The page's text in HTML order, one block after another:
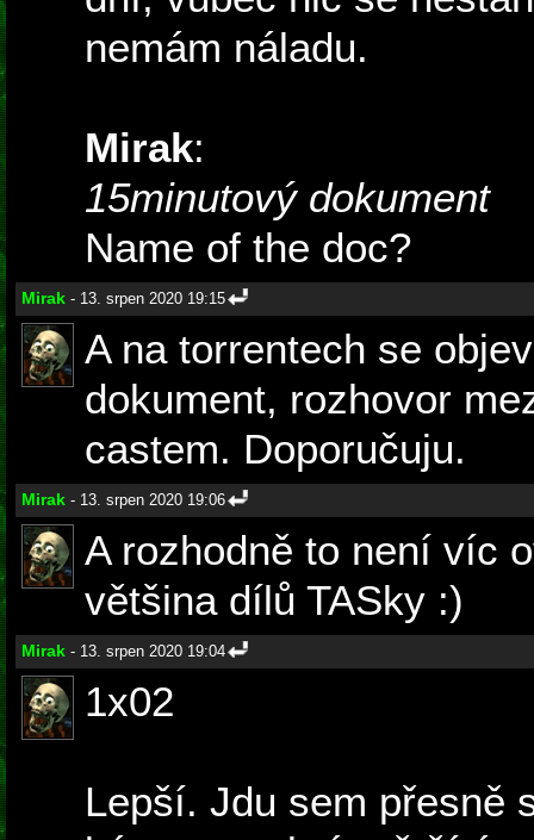
nemám náladu.
Mirak:
15minutový dokument
Name of the doc?
Mirak - 13. srpen 2020 19:15
A na torrentech se
dokument, rozhovor
castem. Doporučuju.
Mirak - 13. srpen 2020 19:06
A rozhodně to není víc
většina dílů TASky :)
Mirak - 13. srpen 2020 19:04
1x02
Lepší. Jdu sem přesně